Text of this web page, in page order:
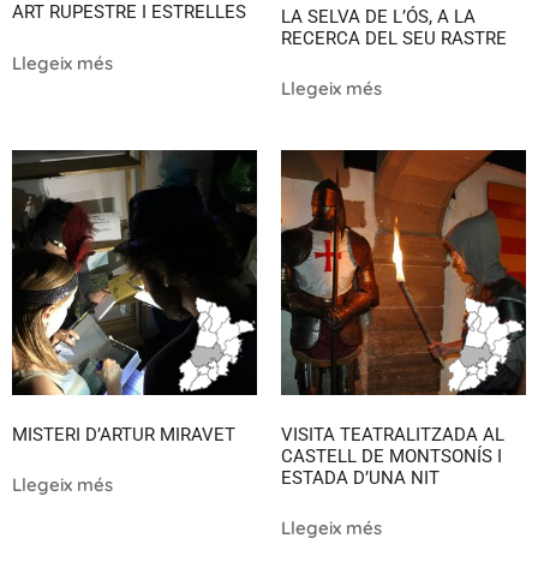
ART RUPESTRE I ESTRELLES
Llegeix més
LA SELVA DE L’ÓS, A LA
RECERCA DEL SEU RASTRE
Llegeix més
MISTERI D’ARTUR MIRAVET
Llegeix més
VISITA TEATRALITZADA AL
CASTELL DE MONTSONÍS I
ESTADA D’UNA NIT
Llegeix més